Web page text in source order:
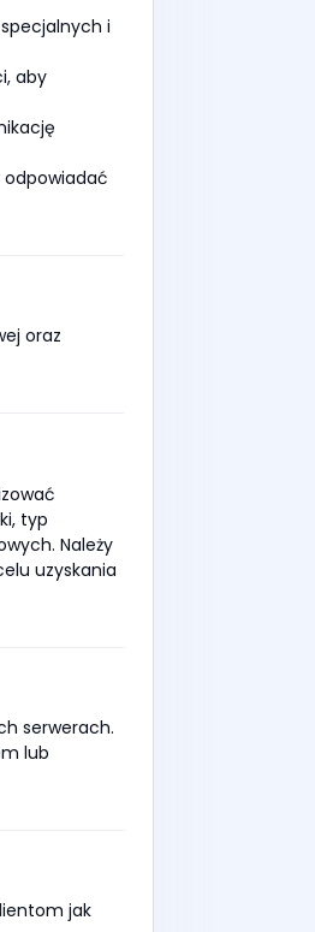
i
aby
oraz
typ
Należy
uzyskania
serwerach.
lub
jak